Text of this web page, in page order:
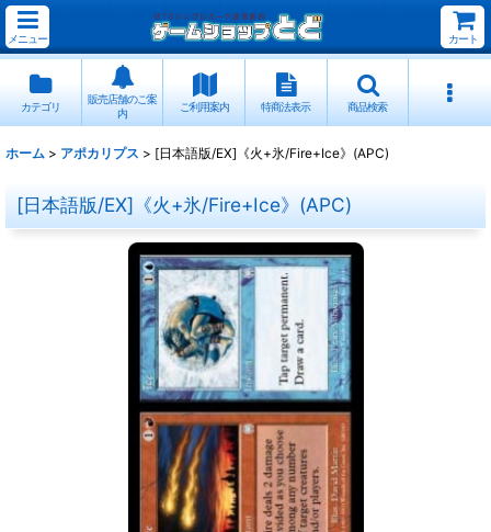
メニュー カート
カテゴリ
販売店舗のご案
内
ご利用案内 特商法表示 商品検索
ホーム > アポカリプス > [日本語版/EX]《火+氷/Fire+Ice》(APC)
[日本語版/EX]《火+氷/Fire+Ice》(APC)